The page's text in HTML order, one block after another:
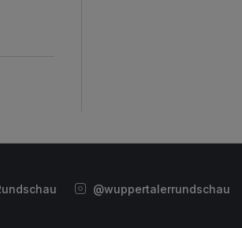
@wuppertalerrundschau